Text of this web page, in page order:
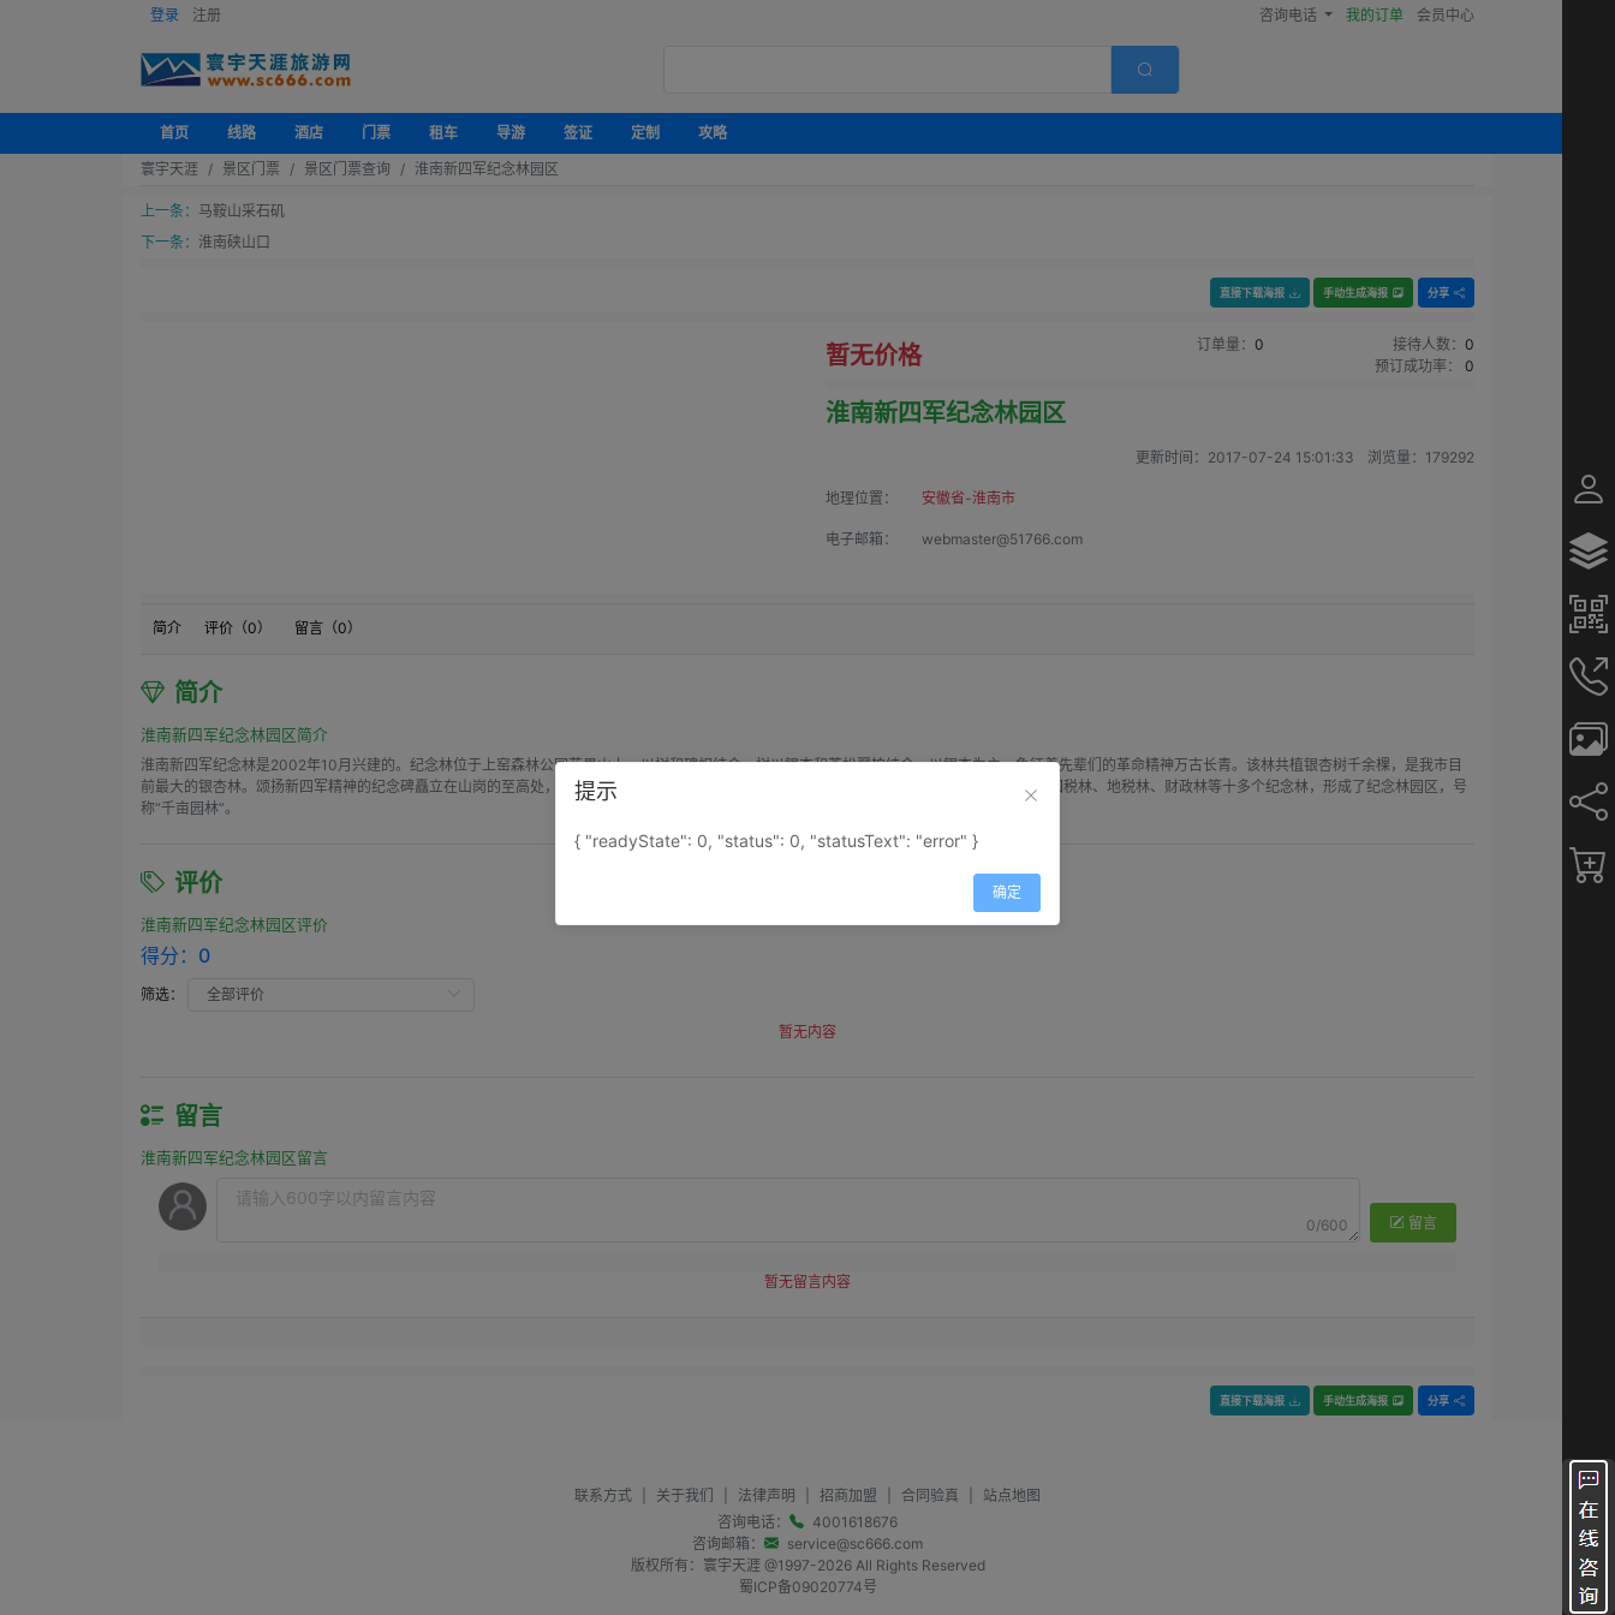
登录 注册 咨询电话 我的订单 会员中心
首页 线路 酒店 门票 租车 导游 签证 定制
攻略
寰宇天涯
景区门票 景区门票查询 淮南新四军纪念林园区
上一条： 马鞍山采石矶
下一条： 淮南硖山口
直接下载海报 手动生成海报 分享
暂无价格 订单量： 0 接待人数： 0
预订成功率：
0
淮南新四军纪念林园区
更新时间： 2017-07-24 15:01:33 浏览量： 179292
地理位置： 安徽省-淮南市
电子邮箱： webmaster@51766.com
简介 评价（0） 留言（0）
简介
淮南新四军纪念林园区简介
淮南新四军纪念林是2002年10月兴建的。纪念林位于上窑森林公园花果山上，以树和碑相结合。树以银杏和苍松翠柏结合，以银杏为主，象征着先辈们的革命精神万古长青。该林共植银杏树千余棵，是我市目
前最大的银杏林。颂扬新四军精神的纪念碑矗立在山岗的至高处，新四军纪念林周围已建淮化苑、人才林、学子林、夕阳林、人大林、记者林、国税林、地税林、财政林等十多个纪念林，形成了纪念林园区，号
称“千亩园林”。
评价
淮南新四军纪念林园区评价
得分： 0
筛选：
暂无内容
留言
淮南新四军纪念林园区留言
0/600 留言
暂无留言内容
直接下载海报 手动生成海报 分享
联系方式 关于我们 法律声明 招商加盟 合同验真
站点地图
咨询电话：
4001618676
咨询邮箱：
service@sc666.com
版权所有：寰宇天涯 @1997-2026All Rights Reserved
蜀ICP备09020774号
提示
{ "readyState": 0, "status": 0, "statusText": "error" }
确定